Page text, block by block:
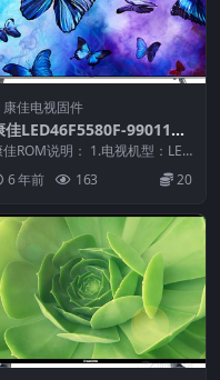
康佳电视固件
佳LED46F5580F-9901140
V1.1.09原厂系统刷机电视
件包下载
佳ROM说明： 1.电视机型：LED
46F5580F 2.物料号：990114...
6 年前 163 20